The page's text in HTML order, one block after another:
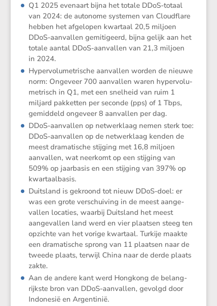
Q1 2025 evenaart bijna het totale DDoS-totaal
van 2024: de autonome systemen van Cloud­flare
hebben het afgelopen kwartaal 20,5 miljoen
DDoS-aanvallen gemiti­geerd, bijna gelijk aan het
totale aantal DDoS-aanvallen van 21,3 miljoen
in 2024.
Hyper­vo­lu­me­tri­sche aanvallen worden de nieuwe
norm: Ongeveer 700 aanvallen waren hyper­vo­lu­
me­trisch in Q1, met een snelheid van ruim 1
miljard pakketten per seconde (pps) of 1 Tbps,
gemid­deld ongeveer 8 aanvallen per dag.
DDoS-aanvallen op netwerk­laag nemen sterk toe:
DDoS-aanvallen op de netwerk­laag kenden de
meest drama­ti­sche stijging met 16,8 miljoen
aanvallen, wat neerkomt op een stijging van
509% op jaarbasis en een stijging van 397% op
kwartaalbasis.
Duits­land is gekroond tot nieuw DDoS-doel: er
was een grote verschui­ving in de meest aange­
vallen locaties, waarbij Duits­land het meest
aange­vallen land werd en vier plaatsen steeg ten
opzichte van het vorige kwartaal. Turkije maakte
een drama­ti­sche sprong van 11 plaatsen naar de
tweede plaats, terwijl China naar de derde plaats
zakte.
Aan de andere kant werd Hongkong de belang­
rijkste bron van DDoS-aanvallen, gevolgd door
Indonesië en Argentinië.